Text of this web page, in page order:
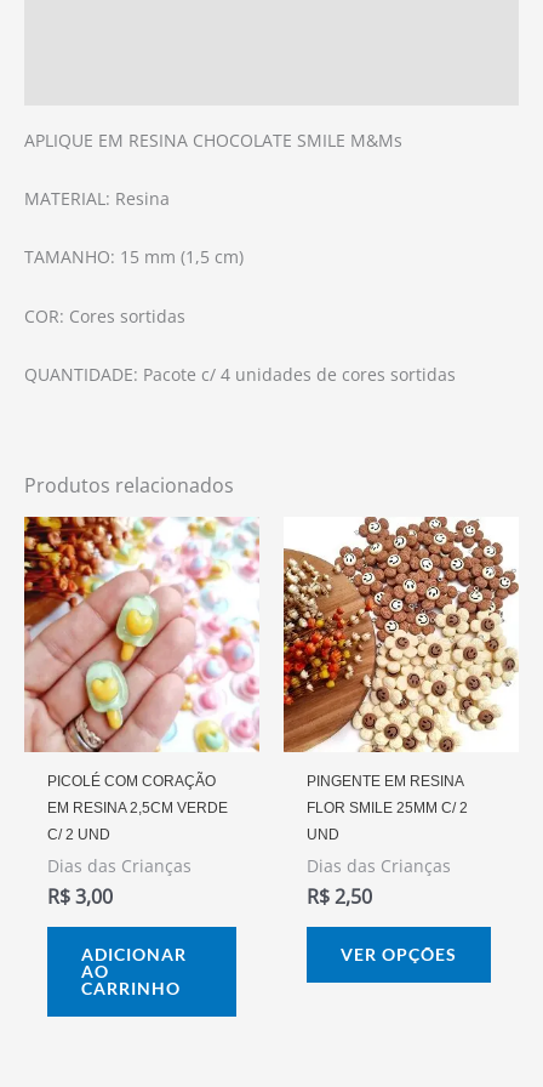
APLIQUE EM RESINA CHOCOLATE SMILE M&Ms
MATERIAL: Resina
TAMANHO: 15 mm (1,5 cm)
COR: Cores sortidas
QUANTIDADE: Pacote c/ 4 unidades de cores sortidas
Produtos relacionados
PICOLÉ COM CORAÇÃO
EM RESINA 2,5CM VERDE
C/ 2 UND
Dias das Crianças
R$3,00
ADICIONAR
AO
CARRINHO
PINGENTE EM RESINA
FLOR SMILE 25MM C/ 2
UND
Dias das Crianças
R$2,50
VER OPÇÕES
tem
As